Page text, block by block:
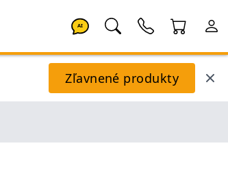
AI
Zľavnené produkty